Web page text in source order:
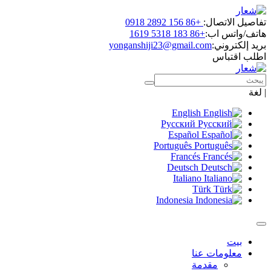
+86 156 2892 0918
اب:+86 183 5318 1619
yonganshiji23@gmail.com
English
Русский
Español
Português
Francés
Deutsch
Italiano
Türk
Indonesia
عنا